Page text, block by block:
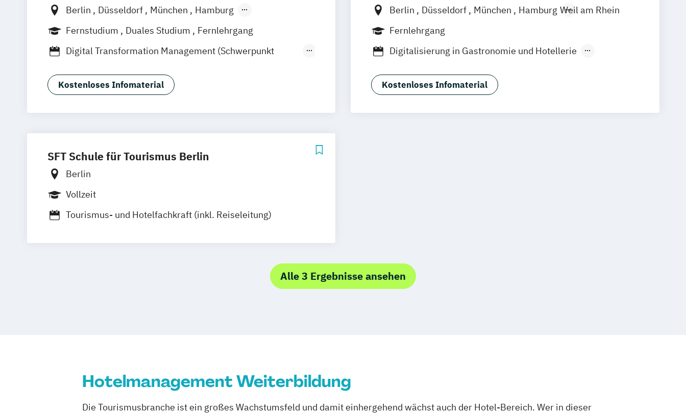
Berlin Düsseldorf München
Hamburg
Weil am Rhein
Frankfurt am Main
Fernstudium Duales Studium
Fernlehrgang
Digital Transformation Management (Schwerpunkt
Hospitality Controlling & Hotel Asset Management
Hotel Management Hotel Management (dual)
Revenue Management - Schwerpunkt Hotel Consulting
Tourismus Management
Tourismusökonom (FH)
Kostenloses Infomaterial
Berlin Düsseldorf München Hamburg Weil am Rhein
Fernlehrgang
Digitalisierung in Gastronomie und Hotellerie
Front Office Management
Geprüfte:r Küchenmeister:in (IHK)
Kostenloses Infomaterial
SFT Schule für Tourismus Berlin
Berlin
Vollzeit
Tourismus- und Hotelfachkraft (inkl. Reiseleitung)
Alle 3 Ergebnisse ansehen
Hotelmanagement Weiterbildung
Die Tourismusbranche ist ein großes Wachstumsfeld und damit einhergehend wächst auch der Hotel-Bereich. Wer in dieser